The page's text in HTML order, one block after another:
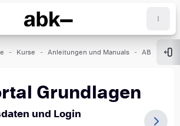
Kurse Anleitungen und Manuals ABK-Portal
Grundlagen
und Login